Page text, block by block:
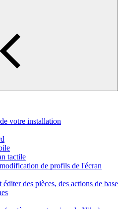
votre installation
tactile
de profils de l'écran
éditer des pièces, des actions de base